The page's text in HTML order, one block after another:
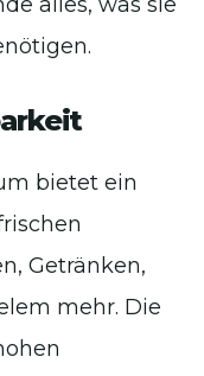
bietet ein
Getränken,
mehr. Die